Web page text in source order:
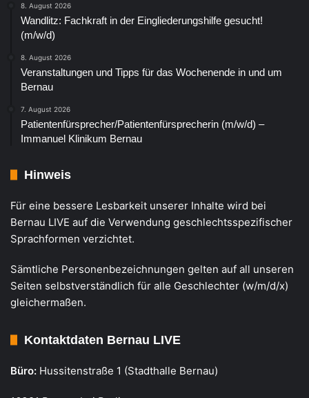
8. August 2026
Wandlitz: Fachkraft in der Eingliederungshilfe gesucht!
(m/w/d)
8. August 2026
Veranstaltungen und Tipps für das Wochenende in und um
Bernau
7. August 2026
Patientenfürsprecher/Patientenfürsprecherin (m/w/d) –
Immanuel Klinikum Bernau
Hinweis
Für eine bessere Lesbarkeit unserer Inhalte wird bei
Bernau LIVE auf die Verwendung geschlechtsspezifischer
Sprachformen verzichtet.
Sämtliche Personenbezeichnungen gelten auf all unseren
Seiten selbstverständlich für alle Geschlechter (w/m/d/x)
gleichermaßen.
Kontaktdaten Bernau LIVE
Büro: Hussitenstraße 1 (Stadthalle Bernau)